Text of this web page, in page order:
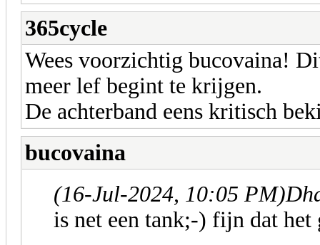
365cycle
Wees voorzichtig bucovaina!
meer lef begint te krijgen.
De achterband eens kritisch
bucovaina
(16-Jul-2024, 10:05 PM)
is net een tank;-) fijn dat het